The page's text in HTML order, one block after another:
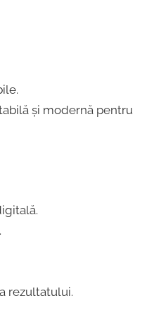
și modernă pentru
rezultatului.